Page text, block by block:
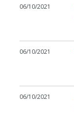
06/10/2021
06/10/2021
06/10/2021